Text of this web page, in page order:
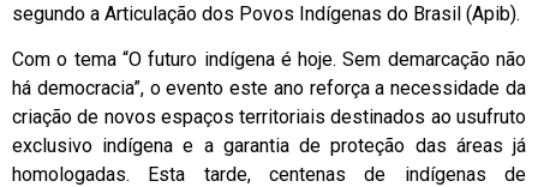
segundo a Articulação dos Povos Indígenas do Brasil (Apib).
Com o tema “O futuro indígena é hoje. Sem demarcação não
há democracia”, o evento este ano reforça a necessidade da
criação de novos espaços territoriais destinados ao usufruto
exclusivo indígena e a garantia de proteção das áreas já
homologadas. Esta tarde, centenas de indígenas de